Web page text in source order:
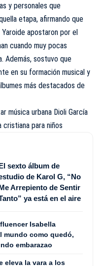
y personales que
etapa, afirmando que
apostaron por el
cuando muy pocas
Además, sostuvo que
en su formación musical y
más destacados de
música urbana Dioli García
cristiana para niños
sexto álbum de
de Karol G, “No
Arrepiento de Sentir
ya está en el aire
Isabella
mundo como quedó,
embarazao
eleva la vara a los